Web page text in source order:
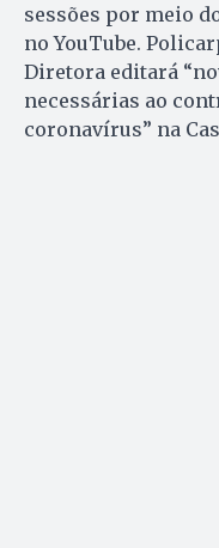
sessões por meio
no YouTube.
Diretora editará
necessárias ao
coronavírus” na